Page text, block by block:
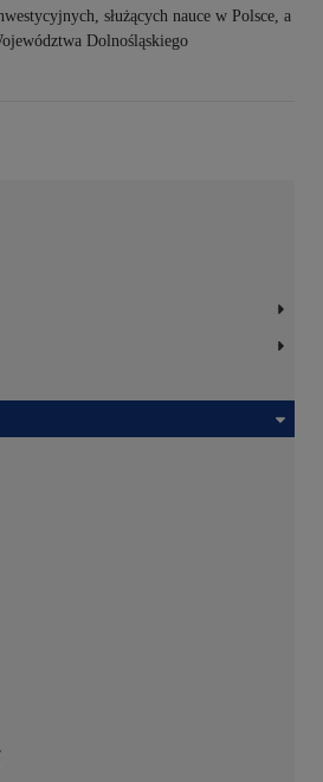
służących nauce w Polsce, a
Dolnośląskiego